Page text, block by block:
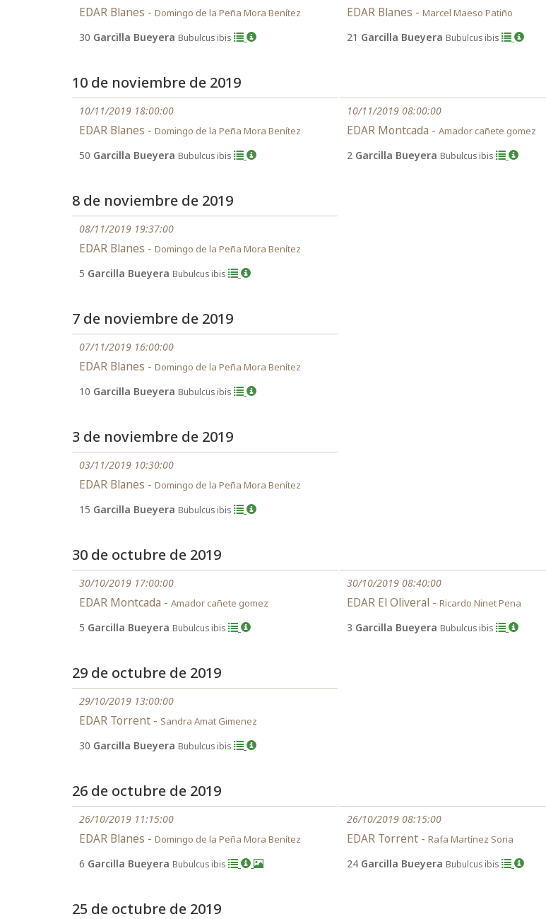
EDAR Blanes - Domingo de la Peña Mora Benítez
30 Garcilla Bueyera Bubulcus ibis
EDAR Blanes - Marcel Maeso Patiño
21 Garcilla Bueyera Bubulcus ibis
10 de noviembre de 2019
10/11/2019 18:00:00
EDAR Blanes - Domingo de la Peña Mora Benítez
50 Garcilla Bueyera Bubulcus ibis
10/11/2019 08:00:00
EDAR Montcada - Amador cañete gomez
2 Garcilla Bueyera Bubulcus ibis
8 de noviembre de 2019
08/11/2019 19:37:00
EDAR Blanes - Domingo de la Peña Mora Benítez
5 Garcilla Bueyera Bubulcus ibis
7 de noviembre de 2019
07/11/2019 16:00:00
EDAR Blanes - Domingo de la Peña Mora Benítez
10 Garcilla Bueyera Bubulcus ibis
3 de noviembre de 2019
03/11/2019 10:30:00
EDAR Blanes - Domingo de la Peña Mora Benítez
15 Garcilla Bueyera Bubulcus ibis
30 de octubre de 2019
30/10/2019 17:00:00
EDAR Montcada - Amador cañete gomez
5 Garcilla Bueyera Bubulcus ibis
30/10/2019 08:40:00
EDAR El Oliveral - Ricardo Ninet Pena
3 Garcilla Bueyera Bubulcus ibis
29 de octubre de 2019
29/10/2019 13:00:00
EDAR Torrent - Sandra Amat Gimenez
30 Garcilla Bueyera Bubulcus ibis
26 de octubre de 2019
26/10/2019 11:15:00
EDAR Blanes - Domingo de la Peña Mora Benítez
6 Garcilla Bueyera Bubulcus ibis
26/10/2019 08:15:00
EDAR Torrent - Rafa Martínez Soria
24 Garcilla Bueyera Bubulcus ibis
25 de octubre de 2019